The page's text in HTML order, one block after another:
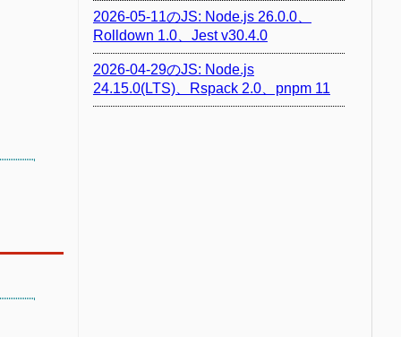
2026-05-11のJS: Node.js 26.0.0、
Rolldown 1.0、Jest v30.4.0
2026-04-29のJS: Node.js
24.15.0(LTS)、Rspack 2.0、pnpm 11